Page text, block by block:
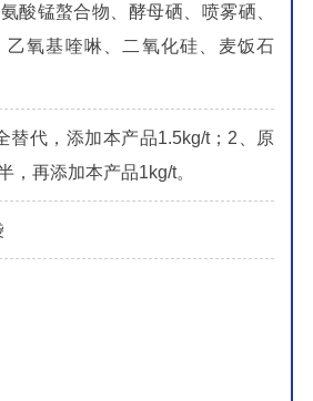
酸锰螯合物、酵母硒、喷雾硒、
乙氧基喹啉、二氧化硅、麦饭石
替代，添加本产品1.5kg/t；2、原
，再添加本产品1kg/t。